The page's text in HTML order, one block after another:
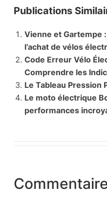
Publications
Vienne et Gartempe
l’achat de vélos
Code Erreur Vélo
Comprendre les
Le Tableau Pression
Le moto électrique
performances